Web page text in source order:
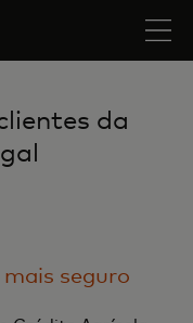
da
seguro